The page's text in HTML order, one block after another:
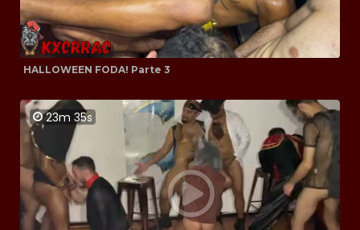
HALLOWEEN FODA! Parte 3
23m 35s